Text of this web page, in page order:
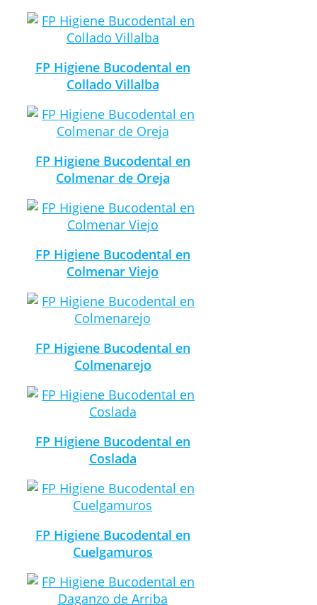
FP Higiene Bucodental en
Collado Villalba
FP Higiene Bucodental en
Colmenar de Oreja
FP Higiene Bucodental en
Colmenar Viejo
FP Higiene Bucodental en
Colmenarejo
FP Higiene Bucodental en
Coslada
FP Higiene Bucodental en
Cuelgamuros